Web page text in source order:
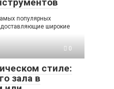
популярных
широкие
0
стиле:
зала в